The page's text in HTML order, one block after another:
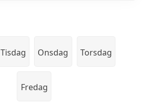
Tisdag Onsdag Torsdag
Fredag